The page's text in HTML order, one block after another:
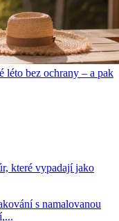
léto bez ochrany – a pak
které vypadají jako
s namalovanou